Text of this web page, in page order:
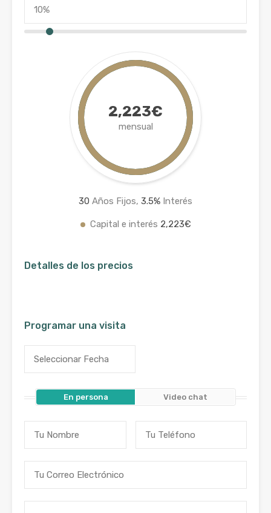
2,223€
mensual
30 Años Fijos, 3.5% Interés
Capital e interés 2,223€
Detalles de los precios
Programar una visita
En persona Video chat